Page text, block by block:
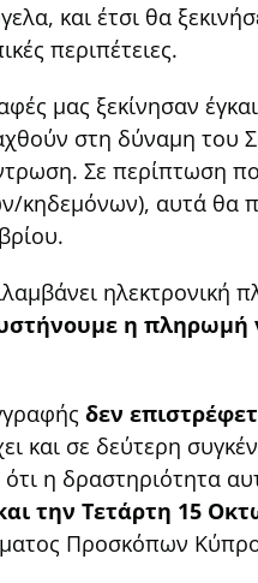
και έτσι θα
περιπέτειες.
μας ξεκίνησαν
στη δύναμη του
Σε περίπτωση
κηδεμόνων), αυτά θα
η πληρωμή
δεν
και σε δεύτερη
η δραστηριότητα
την Τετάρτη 15
Προσκόπων